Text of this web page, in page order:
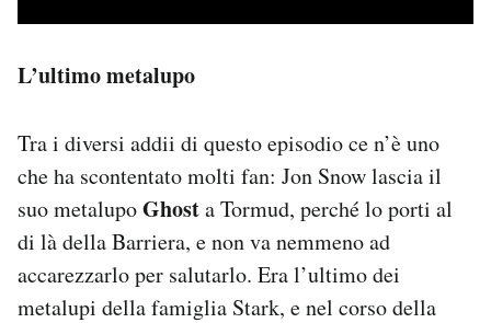
L’ultimo metalupo
Tra i diversi addii di questo episodio ce n’è uno
che ha scontentato molti fan: Jon Snow lascia il
suo metalupoGhosta Tormud, perché lo porti al
di là della Barriera, e non va nemmeno ad
accarezzarlo per salutarlo. Era l’ultimo dei
metalupi della famiglia Stark, e nel corso della